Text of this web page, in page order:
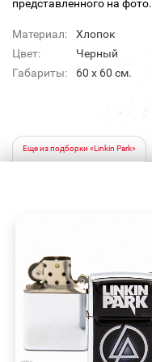
представленного на фото.
Материал:
Хлопок
Цвет:
Черный
Габариты:
60 x 60 см.
Еще из подборки «Linkin Park»